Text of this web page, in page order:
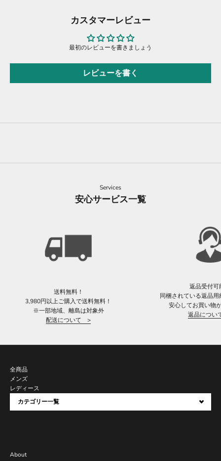
カスタマーレビュー
最初のレビューを書きましょう
レビューを書く
Services
安心サービス一覧
送料無料！
3,980円以上ご購入で送料無料！
※一部地域、離島は対象外
配送について >
返品受付可
同梱されている返品
安心してお買い物
返品につ
全商品
メンズ
レディース
カテゴリー一覧
About